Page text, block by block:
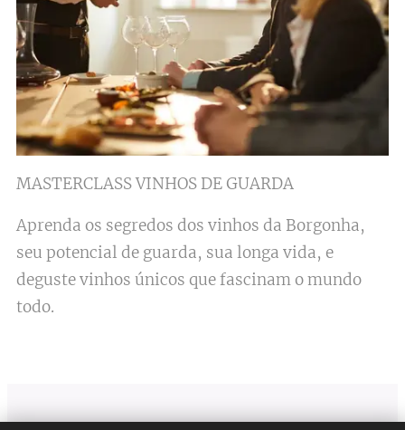
MASTERCLASS VINHOS DE GUARDA
Aprenda os segredos dos vinhos da Borgonha,
seu potencial de guarda, sua longa vida, e
deguste vinhos únicos que fascinam o mundo
todo.